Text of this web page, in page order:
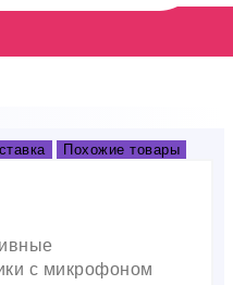
Похожие товары
с микрофоном